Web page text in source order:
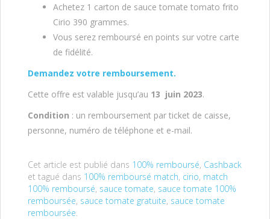
Achetez 1 carton de sauce tomate tomato frito
Cirio 390 grammes.
Vous serez remboursé en points sur votre carte
de fidélité.
Demandez votre remboursement.
Cette offre est valable jusqu’au 13 juin 2023.
Condition : un remboursement par ticket de caisse,
personne, numéro de téléphone et e-mail.
Cet article est publié dans 100% remboursé, Cashback
et tagué dans 100% remboursé match, cirio, match
100% remboursé, sauce tomate, sauce tomate 100%
remboursée, sauce tomate gratuite, sauce tomate
remboursée